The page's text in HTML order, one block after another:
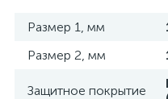
Размер 1, мм
Размер 2, мм
Защитное покрытие